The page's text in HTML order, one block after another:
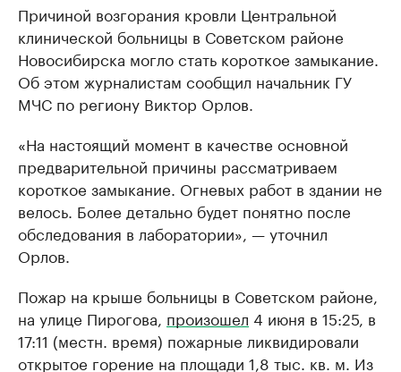
Причиной возгорания кровли Центральной
клинической больницы в Советском районе
Новосибирска могло стать короткое замыкание.
Об этом журналистам сообщил начальник ГУ
МЧС по региону Виктор Орлов.
«На настоящий момент в качестве основной
предварительной причины рассматриваем
короткое замыкание. Огневых работ в здании не
велось. Более детально будет понятно после
обследования в лаборатории», — уточнил
Орлов.
Пожар на крыше больницы в Советском районе,
на улице Пирогова, произошел 4 июня в 15:25, в
17:11 (местн. время) пожарные ликвидировали
открытое горение на площади 1,8 тыс. кв. м. Из